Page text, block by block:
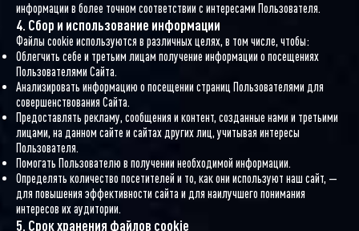
информации в более точном соответствии с интересами Пользователя.
4. Сбор и использование информации
Файлы cookie используются в различных целях, в том числе, чтобы:
Облегчить себе и третьим лицам получение информации о посещениях
Пользователями Сайта.
Анализировать информацию о посещении страниц Пользователями для
совершенствования Сайта.
Предоставлять рекламу, сообщения и контент, созданные нами и третьими
лицами, на данном сайте и сайтах других лиц, учитывая интересы
Пользователя.
Помогать Пользователю в получении необходимой информации.
Определять количество посетителей и то, как они используют наш сайт, —
для повышения эффективности сайта и для наилучшего понимания
интересов их аудитории.
5. Срок хранения файлов cookie